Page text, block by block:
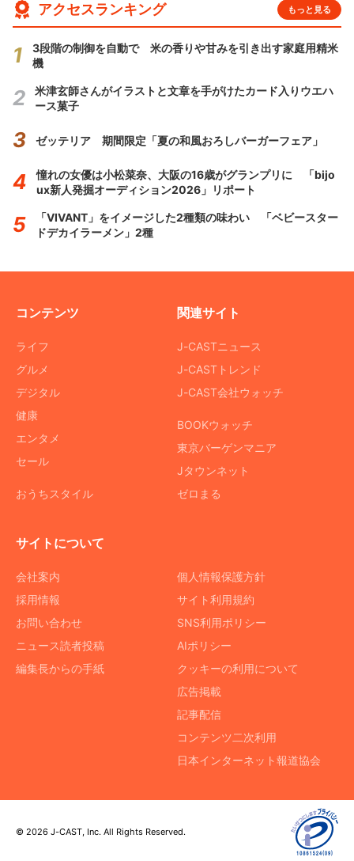
アクセスランキング もっと見る
3段階の制御を自動で 米の香りや甘みを引き出す家庭用精米
機
米津玄師さんがイラストと文章を手がけたカード入りウエハ
ース菓子
ゼッテリア 期間限定「夏の和風おろしバーガーフェア」
憧れの女優は小松菜奈、大阪の16歳がグランプリに 「bijo
ux新人発掘オーディション2026」リポート
「VIVANT」をイメージした2種類の味わい 「ベビースター
ドデカイラーメン」2種
コンテンツ
ライフ
グルメ
デジタル
健康
エンタメ
セール
おうちスタイル
関連サイト
J-CASTニュース
J-CASTトレンド
J-CAST会社ウォッチ
BOOKウォッチ
東京バーゲンマニア
Jタウンネット
ゼロまる
サイトについて
会社案内
採用情報
お問い合わせ
ニュース読者投稿
編集長からの手紙
個人情報保護方針
サイト利用規約
SNS利用ポリシー
AIポリシー
クッキーの利用について
広告掲載
記事配信
コンテンツ二次利用
日本インターネット報道協会
© 2026 J-CAST, Inc. All Rights Reserved.